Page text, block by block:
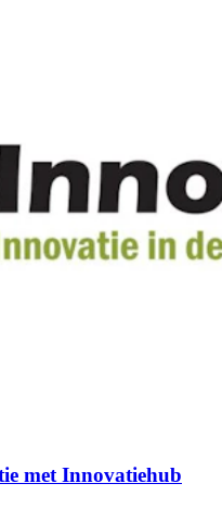
met Innovatiehub